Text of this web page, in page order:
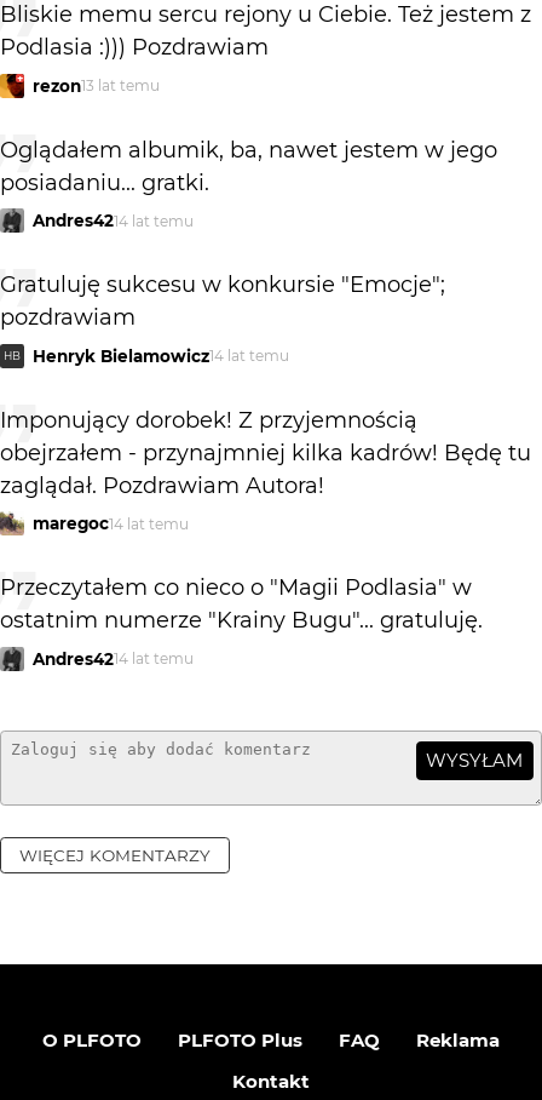
Bliskie memu sercu rejony u Ciebie. Też jestem z
Podlasia :))) Pozdrawiam
rezon13 lat temu
Oglądałem albumik, ba, nawet jestem w jego
posiadaniu... gratki.
Andres4214 lat temu
Gratuluję sukcesu w konkursie "Emocje";
pozdrawiam
HB Henryk Bielamowicz14 lat temu
Imponujący dorobek! Z przyjemnością
obejrzałem - przynajmniej kilka kadrów! Będę tu
zaglądał. Pozdrawiam Autora!
maregoc14 lat temu
Przeczytałem co nieco o "Magii Podlasia" w
ostatnim numerze "Krainy Bugu"... gratuluję.
Andres4214 lat temu
WYSYŁAM
WIĘCEJ KOMENTARZY
O PLFOTO PLFOTO Plus FAQ
Reklama
Kontakt